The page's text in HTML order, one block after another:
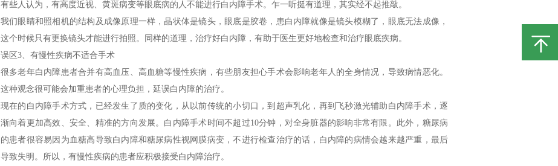
有些人认为，有高度近视、黄斑病变等眼底病的人不能进行白内障手术。乍一听挺有道理，其实经不起推敲。
我们眼睛和照相机的结构及成像原理一样，晶状体是镜头，眼底是胶卷，患白内障就像是镜头模糊了，眼底无法成像，
这个时候只有更换镜头才能进行拍照。同样的道理，治疗好白内障，有助于医生更好地检查和治疗眼底疾病。
误区3、有慢性疾病不适合手术
很多老年白内障患者合并有高血压、高血糖等慢性疾病，有些朋友担心手术会影响老年人的全身情况，导致病情恶化。
这种观念很可能会加重患者的心理负担，延误白内障的治疗。
现在的白内障手术方式，已经发生了质的变化，从以前传统的小切口，到超声乳化，再到飞秒激光辅助白内障手术，逐
渐向着更加高效、安全、精准的方向发展。白内障手术时间不超过10分钟，对全身脏器的影响非常有限。此外，糖尿病
的患者很容易因为血糖高导致白内障和糖尿病性视网膜病变，不进行检查治疗的话，白内障的病情会越来越严重，最后
导致失明。所以，有慢性疾病的患者应积极接受白内障治疗。